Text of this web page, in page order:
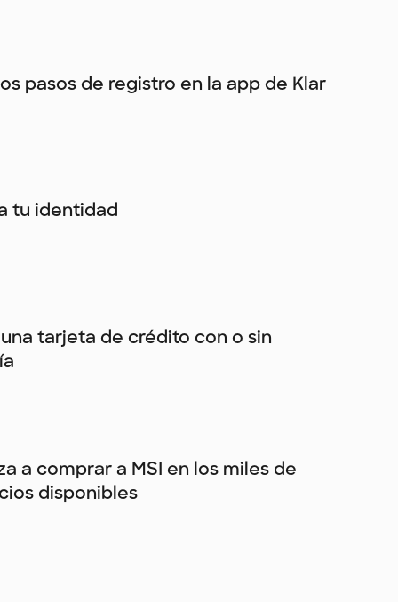
pasos de registro en la app de Klar
tu identidad
tarjeta de crédito con o sin
a comprar a MSI en los miles de
disponibles